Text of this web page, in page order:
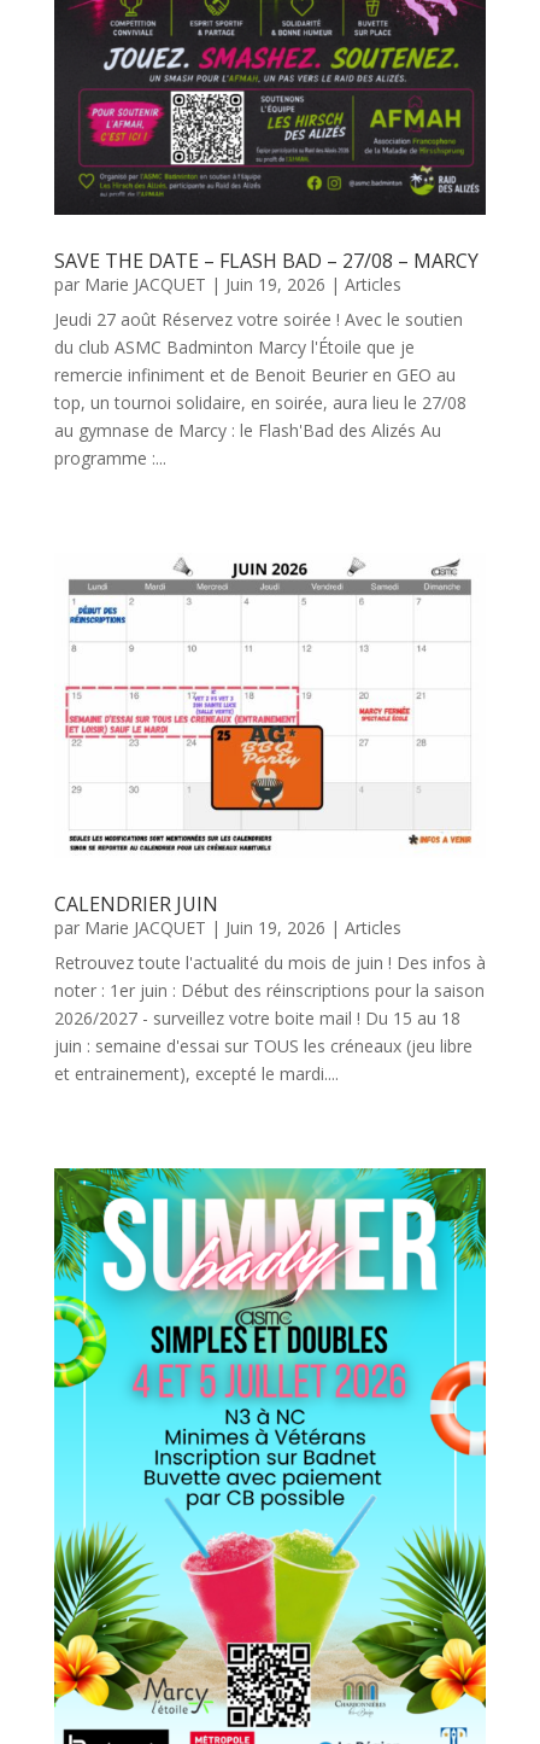
SAVE THE DATE – FLASH BAD – 27/08 – MARCY
par Marie JACQUET | Juin 19, 2026 | Articles
Jeudi 27 août Réservez votre soirée ! Avec le soutien
du club ASMC Badminton Marcy l'Étoile que je
remercie infiniment et de Benoit Beurier en GEO au
top, un tournoi solidaire, en soirée, aura lieu le 27/08
au gymnase de Marcy : le Flash'Bad des Alizés Au
programme :...
CALENDRIER JUIN
par Marie JACQUET | Juin 19, 2026 | Articles
Retrouvez toute l'actualité du mois de juin ! Des infos à
noter : 1er juin : Début des réinscriptions pour la saison
2026/2027 - surveillez votre boite mail ! Du 15 au 18
juin : semaine d'essai sur TOUS les créneaux (jeu libre
et entrainement), excepté le mardi....